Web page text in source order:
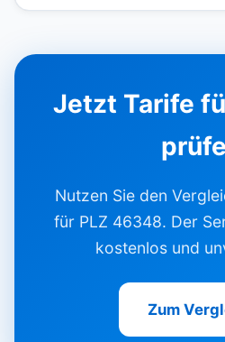
Jetzt Tarife
Nutzen Sie den
für PLZ 46348. Der
kostenlos und
Zum